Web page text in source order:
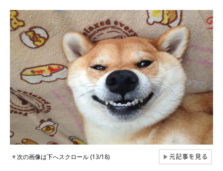
▼次の画像は下へスクロール (13/18) ▶元記事を見る